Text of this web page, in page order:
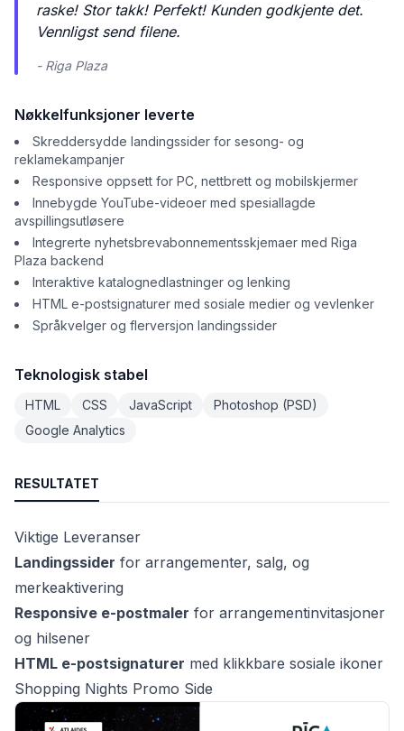
raske! Stor takk! Perfekt! Kunden godkjente det.
Vennligst send filene.
- Riga Plaza
Nøkkelfunksjoner leverte
Skreddersydde landingssider for sesong- og
reklamekampanjer
Responsive oppsett for PC, nettbrett og mobilskjermer
Innebygde YouTube-videoer med spesiallagde
avspillingsutløsere
Integrerte nyhetsbrevabonnementsskjemaer med Riga
Plaza backend
Interaktive katalognedlastninger og lenking
HTML e-postsignaturer med sosiale medier og vevlenker
Språkvelger og flerversjon landingssider
Teknologisk stabel
HTML CSS JavaScript
Photoshop (PSD)
Google Analytics
RESULTATET
Viktige Leveranser
Landingssider for arrangementer, salg, og
merkeaktivering
Responsive e-postmaler for arrangementinvitasjoner
og hilsener
HTML e-postsignaturer med klikkbare sosiale ikoner
Shopping Nights Promo Side